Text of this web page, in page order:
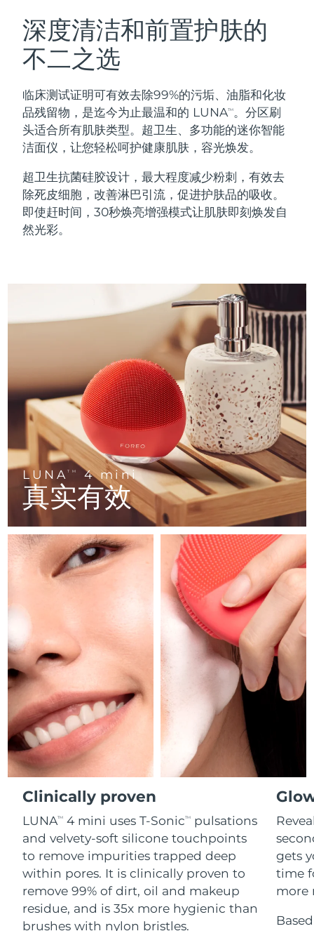
深度清洁和前置护肤的
不二之选
临床测试证明可有效去除99%的污垢、油脂和化妆
品残留物，是迄今为止最温和的 LUNATM 。分区刷
头适合所有肌肤类型。超卫生、多功能的迷你智能
洁面仪，让您轻松呵护健康肌肤，容光焕发。
超卫生抗菌硅胶设计，最大程度减少粉刺，有效去
除死皮细胞，改善淋巴引流，促进护肤品的吸收。
即使赶时间，30秒焕亮增强模式让肌肤即刻焕发自
然光彩。
LUNATM 4 mini
真实有效
Clinically proven
LUNATM 4 mini uses T-SonicTM
pulsations
and velvety-soft silicone touchpoints
to remove impurities trapped deep
within pores. It is clinically proven to
remove 99% of dirt, oil and makeup
residue, and is 35x more hygienic than
brushes with nylon bristles.
gets
time
more
面部清洁
LUNA™ 4 套装
Anti-aging massage
LUNA™ 4 Plus
Massage, LED heating
LUNA™ 4 mini
For young skin, T-zone
LUNA™ 4 go
For travel or gym bag
LUNA™ 护肤
Premium cleansers & balm
LUNA™ 设备
All facial cleansing devices
BEAR™ 2 套装
Microcurrent toning
BEAR™ 2 go
Microcurrent toning on-the-go
面部提拉护理
Premium anti-aging skincare
BEAR™ 设备
All premium facelift devices
补水保湿
UFO™ 3 套装
Deep facial hydration
UFO™ 3 mini
Red light therapy device for young skin
UFO™ 3 go
Portable red light therapy
面膜
Rejuvenation & hydration
UFO™ 设备
All deep facial hydration devices
口腔护理
issa™ 4
Hybrid silicone sonic toothbrush
issa™ 4 smile
Hybrid silicone sonic toothbrush
issa™ 4 baby
For ages 0-3
issa™ Teeth Whitening Set
Dual LED + sonic device & 18% PAP gel
ISSA™ 设备
All silicone sonic toothbrushes
FAQ™ 抗老护理
FAQ™ 101
Clinical anti-aging
FAQ™ 102
Advanced clinical anti-aging
FAQ™ 103
Luxurious clinical anti-aging set
FAQ™ P1 Primer
Manuka honey primer
FAQ™护肤品
All FAQ™ skincare
FAQ™产品
All anti-aging treatments
FAQ™ 201
FAQ™ 202
LED mask
FAQ™ 211
Anti-aging neck & décolleté LED mask
FAQ™ 221
Anti-aging LED hand mask
FAQ™护肤品
All FAQ™ skincare
FAQ™产品
All LED treatments
FAQ™ 301
LED hair strengthening scalp massager
FAQ™ Scalp Serum
Scalp recovery probiotic serum
FAQ™护肤品
All FAQ™ skincare
FAQ™产品
All hair treatments
肌肤年轻化
NEW
FAQ™ 501
Full-Spectrum Red Light Therapy
FAQ™ 502
Full-Spectrum Red Light Therapy
FAQ™ Red Light Serum
FAQ™ skincare
All FAQ™ skincare
FAQ™ products
All toning treatments
保健品
NEW
专业治疗
脱毛
PEACH™ 2 Pro Max
Professional IPL hair removal device
PEACH™ 2
IPL hair removal
PEACH™ 2 go
Travel-friendly IPL hair removal
PEACH™ Cooling Prep Gel
Cooling IPL hair removal gel
身体护理
BEAR™ 2 body
Microcurrent body toning
LUNA™ 4 body
Massaging body brush
SUPERCHARGED™ serum
Firming body serum
痘肌护理
ESPADA™ 2 plus
Recurring acne LED therapy
ESPADA™ 2
Acne treatment device
ESPADA™ Blemish Solution
Concentrated acne gel
ESPADA™ 设备
All acne treatment devices
眼部护理
BEAR™ 2 eyes & lips
Microcurrent line smoothing device
IRIS™ 2
Rejuvenating eye massager
眼部护肤
Advanced eye care treatment
眼部护理设备
All revitalizing eye massagers
毛孔护理
KIWI™ derma
Diamond microdermabrasion .
KIWI™
Blackhead remover
KIWI™ 皮肤护理
LUNA™ 4 hair
2-in-1 LED scalp massager
FLIP™ play advanced
LED light hairbrush
LUNA™ Dual-Peptide Scalp
Serum
牙齿美白
NEW
issa™ Teeth Whitening Set
Dual LED + sonic device & 18% PAP gel
issa™ Teeth Whitening Gel
更多的
巴林 预计送达日期 8/11/26
百慕大 预计送达日期8/16/26
波斯尼亚和黑塞哥维那 预计送达日期
文莱 预计送达日期8/15/26
保加利亚 预计送达日期8/10/26
加拿大
预计送达日期8/10/26
预计送达日期8/14/26
克罗地亚 预计送达日期8/10/26
塞浦路斯 预计送达日期8/11/26
捷克 预计送达日期8/10/26
丹麦 预计送达日期8/10/26
爱沙尼亚 预计送达日期
芬兰 预计送达日期8/10/26
法国 预计送达日期 8/10/26
预计送达日期8/14/26
德国 预计送达日期 8/10/26
直布罗陀 预计送达日期 8/14/26
希腊 预计送达日期 8/10/26
中国香港特别行政区 预计送达日期
匈牙利 预计送达日期
冰岛 8/11/26
印度尼西亚 预计送达日期 8/8/26
爱尔兰 8/10/26
马恩岛 预计送达日期